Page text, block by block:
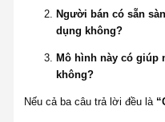
Người bán có sẵn
dụng không?
Mô hình này có giúp
không?
Nếu cả ba câu trả lời đều là